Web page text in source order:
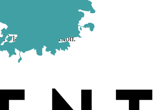
à la prise de décision.